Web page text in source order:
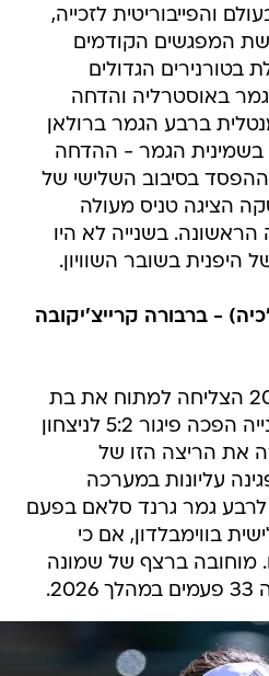
המדורגת 1 בעולם והפייבוריטית לזכייה,
המפגשים הקודמים
בטורנירים הגדולים
בגמר באוסטרליה והדחה
ברבע הגמר ברולאן
בשמינית הגמר - ההדחה
בסיבוב השלישי של
2022. אוסקה הציגה טניס מעולה
בשנייה לא היו
בשובר השוויון.
מוחובה (10, צ'כיה) - ברבורה קרייצ'יקובה
אלופת ווימבלדון מ-2024 הצליחה למתוח את בת
ארצה, כשבמערכה השנייה הפכה פיגור 5:2 לניצחון
את הריצה הזו של
הפגינה עליונות במערכה
לרבע גמר גרנד סלאם בפעם
בווימבלדון, אם כי
מוחובה ברצף של שמונה